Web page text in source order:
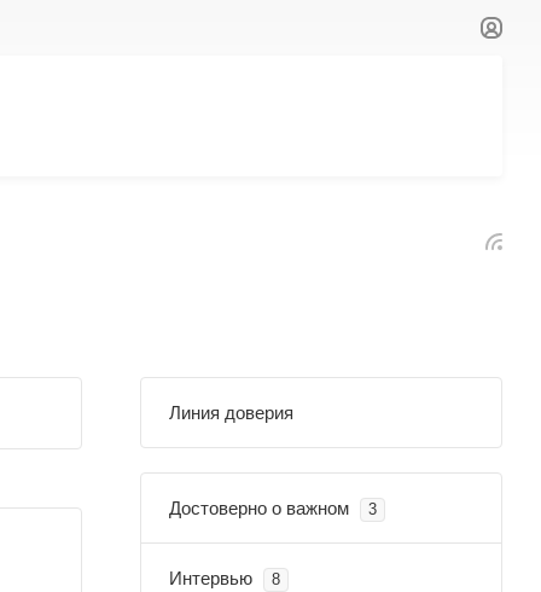
Линия доверия
Достоверно о важном 3
Интервью 8